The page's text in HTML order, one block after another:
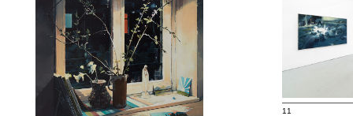
11